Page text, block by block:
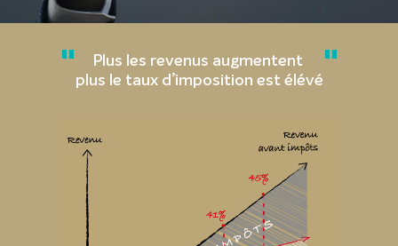
"
Plus les revenus augmentent
plus le taux d’imposition est élévé"